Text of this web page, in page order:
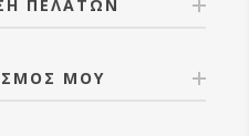
ΠΕΛΑΤΩΝ
ΜΟΥ